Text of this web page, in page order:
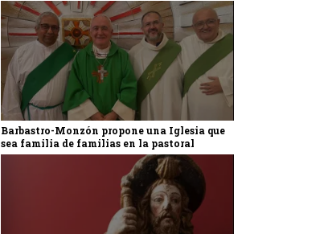
Barbastro-Monzón propone una Iglesia que
sea familia de familias en la pastoral